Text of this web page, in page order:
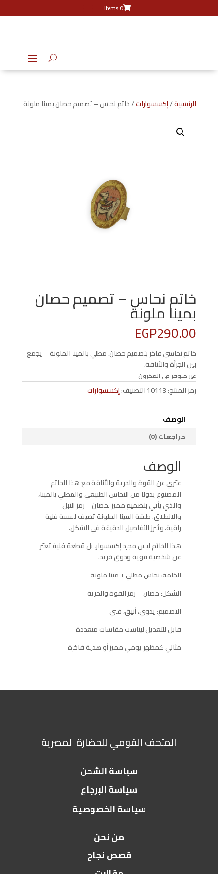
0 Items
الرئيسية/إكسسوارات/ خاتم نحاس – تصميم حصان بمينا ملونة
خاتم نحاس – تصميم حصان
بمينا ملونة
EGP290.00
خاتم نحاسي فاخر بتصميم حصان، مطلي بالمينا الملونة – يجمع
بين الجرأة والأناقة.
غير متوفر في المخزون
رمز المنتج:10113التصنيف:إكسسوارات
الوصف
مراجعات (0)
الوصف
عبّري عن القوة والحرية والأناقة مع هذا الخاتم
المصنوع يدويًا من النحاس الطبيعي والمطلي بالمينا،
والذي يأتي بتصميم مميز لحصان – رمز النبل
والانطلاق. طبقة المينا الملونة تضيف لمسة فنية
راقية، وتُبرز التفاصيل الدقيقة في الشكل.
هذا الخاتم ليس مجرد إكسسوار، بل قطعة فنية تعبّر
عن شخصية قوية وذوق فريد.
الخامة: نحاس مطلي + مينا ملونة
الشكل: حصان – رمز القوة والحرية
التصميم: يدوي، أنيق، فني
قابل للتعديل ليناسب مقاسات متعددة
مثالي كمظهر يومي مميز أو هدية فاخرة
المتحف القومي للحضارة المصرية
سياسة الشحن
سياسة الإرجاع
سياسة الخصوصية
من نحن
قصص نجاح